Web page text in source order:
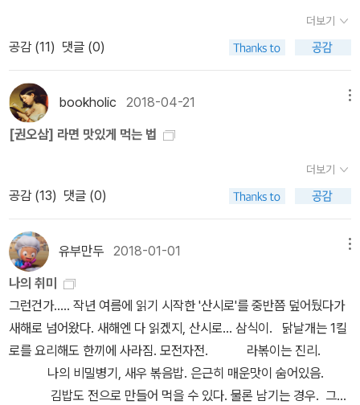
집이나 동화책에서도 어머니는 으레 ‘공부 닦달 도깨비’처럼 그리기
지는 으레 회사에 가서 돈만 벌고, 집안일은 거의 거들떠보지 않습니
다. 사회가 성평등으로 나아간다고 하지만 막상 그리 평등하지는 않
기 때문에 동시와 동화에서도 ‘집안일’하고 ‘아이키우기’ 몫은 오직 어
머니한테만 있는듯이 그리는 셈일 수 있습니다. 오늘날 수많은 아버
제나 어머니만 ‘공부 닦달 도깨비’라는 이름을 뒤집어써야 하는지 모
릅니다. 어린이문학에서도 아버지는 으레 ‘아이와 놀아 주는 사람’으
로 나오지만, 거의 ‘주말에만 놀아 주는 사람’입니다. 게다가 주말에도
낮잠을 자거나 텔레비전을 보거나 컴퓨터게임을 하느라 바쁜 사람이
아버지로 나옵니다. 아무래도 아직 한국 사회에서 수많은 아버지가
이런 모습이니까 어린이문학도 이런 모습으로 아버지를 그릴 수밖에
없을 수 있으나, 어린이문학은 ‘다른 길’을 ‘새롭게’ 보여줄 수 있어야
한다고 생각합니다. 그리고 ‘엄마’나 ‘아빠’는 아기 말입니다. 아기한
테는 ‘맘마’나 ‘쭈쭈’나 ‘까까’ 같은 말을 쓰면서 입술과 혀를 잘 놀리
도록 이끕니다. 어린이가 읽는 문학인 동시쯤 되면 ‘아기 말’은 이제
내려놓고, ‘어머니’와 ‘아버지’를 제대로 써서 보여주어야 합니다.왜 /
다는 모든 사람이 바다와 하늘과 같은 마음을 나란히 품으면서 함께
가꾸고 짓는다는 뜻이라고 느낀다. 마당을 가로지르는 땅강아지를 본
다. 《라면 서유기》를 돌아본다. 잘 마치고서 《라면 재유기》로 넘어가
더니 열두걸음까지 한달음에 나왔다. 얼른 장만해서 아이들하고 함께
읽었다. 열석걸음부터 언제 나오려나 하고 기다린다. 우리집 두 아이
는 예전에 나온 《라면 요리왕》도 찾아서 읽는다. 틀림없이 모두 사두
었는데 하나가 빈단다. 저런. 누가 우리 책숲에서 슬쩍했구나. 훔치는
사람은 혼자 차지한다며 들뜰는지 모르나, 이내 덜덜 떨면서 두렴빛
퀴지. 국수를 삶으면서 땀흘리는 사람들은 ‘훔치’지 않는다. ‘흉내’도
안 낸다. 그저 ‘배우’고서 스스로 가다듬으며 ‘익힌’다. 배우려 하기에
스무 살에도 어른이며 여든 살에도 반짝인다. 가다듬어 익히니 스무
살에도 꽃피우고 여든 살에도 곱게 눈뜬다.#ら-めん才遊記 #久部
綠郞 #河合單ㅍㄹㄴ글 : 숲노래·파란놀(최종규). 낱말책과 노래를
쓴다. 숲을 품은 시골에서 산다. 살림을 짓는 하루를 가꾼다. 《열두 달
소꿉노래》, 《풀꽃나무 들숲노래 동시 따라쓰기》, 《새로 쓰는 말밑 꾸
러미 사전》, 《미래세대를 위한 우리말과 문해력》, 《들꽃내음 따라 걷
더보기
공감 (11) 댓글 (0)
bookholic 2018-04-21
[권오삼] 라면 맛있게 먹는 법
더보기
공감 (13) 댓글 (0)
유부만두 2018-01-01
나의 취미
그런건가..... 작년 여름에 읽기 시작한 '산시로'를 중반쯤 덮어뒀다가
새해로 넘어왔다. 새해엔 다 읽겠지, 산시로... 삼식이. 닭날개는 1킬
로를 요리해도 한끼에 사라짐. 모전자전. 라볶이는 진리.
나의 비밀병기, 새우 볶음밥. 은근히 매운맛이 숨어있음.
김밥도 전으로 만들어 먹을 수 있다. 물론 남기는 경우. 그래